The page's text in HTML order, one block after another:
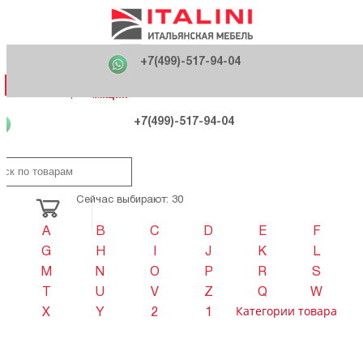
+7(499)-517-94-04
Фабрики
Распродажа
Как купить
О компании
Акция
+7(499)-517-94-04
121170 , г. Москва,
ул. Кутузовский проспект, д. 36 стр.3
+7(499)-517-94-04
Сейчас выбирают: 30
A B C D E
F
G
H J K
L
M
N O P R
S
U V Z Q
W
X
Y 2 1 Категории товара